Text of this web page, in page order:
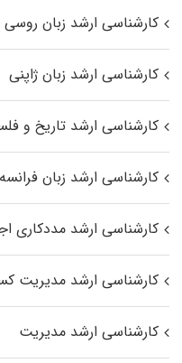
کارشناسی ارشد زبان روسی
کارشناسی ارشد زبان ژاپنی
کارشناسی ارشد تاریخ و
کارشناسی ارشد زبان فرانسه
کارشناسی ارشد مددکاری
کارشناسی ارشد مدیریت
کارشناسی ارشد مدیریت